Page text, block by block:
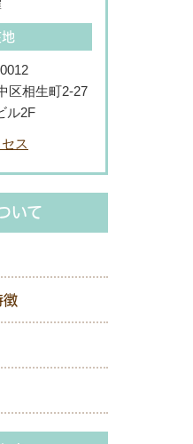
区相生町2-27
ル2F
いて
徴